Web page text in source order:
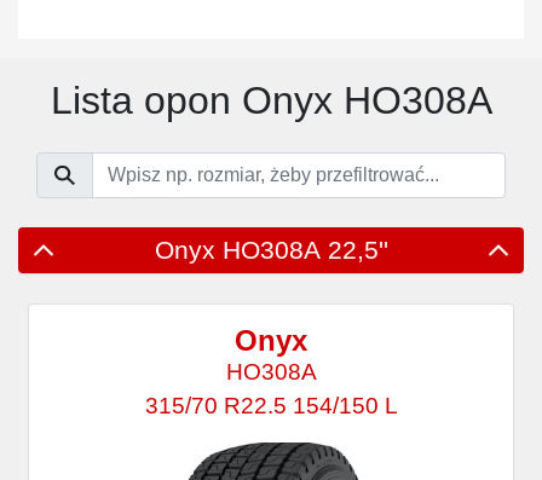
Lista opon Onyx HO308A
Onyx HO308A 22,5''
Onyx
HO308A
315/70 R22.5 154/150 L